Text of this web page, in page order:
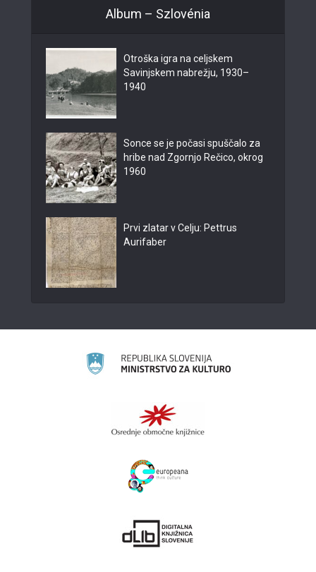
Album – Szlovénia
Otroška igra na celjskem
Savinjskem nabrežju, 1930–
1940
Sonce se je počasi spuščalo za
hribe nad Zgornjo Rečico, okrog
1960
Prvi zlatar v Celju: Pettrus
Aurifaber